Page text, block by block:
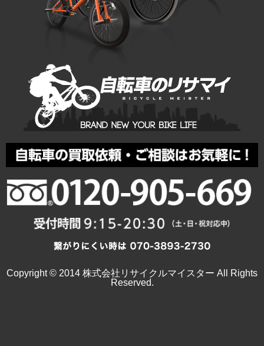
Copyright © 2014 株式会社リサイクルマイスター All Rights
Reserved.